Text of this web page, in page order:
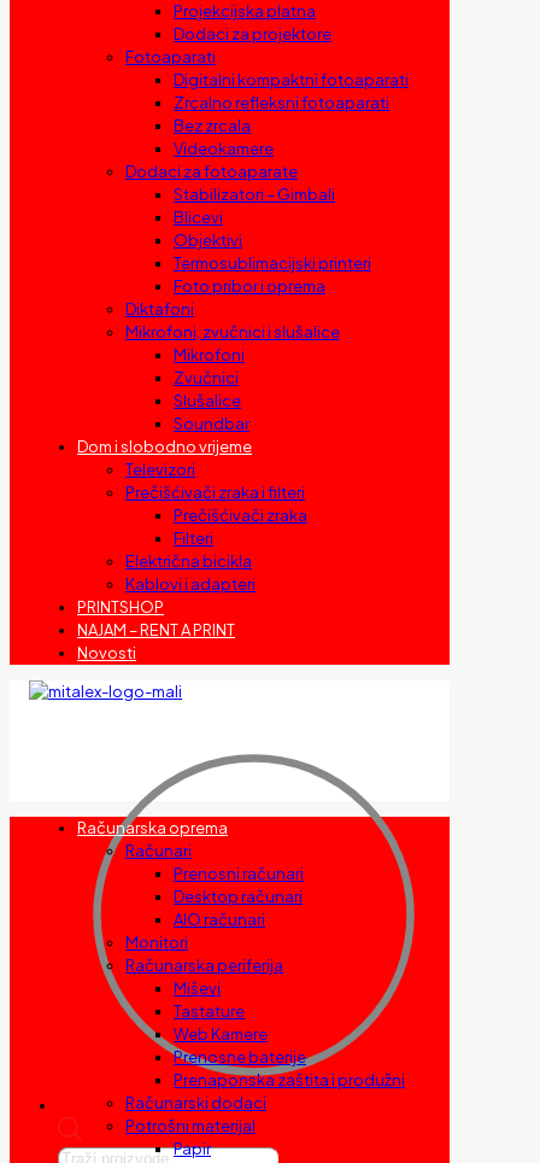
Projekcijska platna
Dodaci za projektore
Fotoaparati
Digitalni kompaktni fotoaparati
Zrcalno refleksni fotoaparati
Bez zrcala
Videokamere
Dodaci za fotoaparate
Stabilizatori – Gimbali
Blicevi
Objektivi
Termosublimacijski printeri
Foto pribor i oprema
Diktafoni
Mikrofoni, zvučnici i slušalice
Mikrofoni
Zvučnici
Slušalice
Soundbar
Dom i slobodno vrijeme
Televizori
Prečišćivači zraka i filteri
Prečišćivači zraka
Filteri
Električna bicikla
Kablovi i adapteri
PRINTSHOP
NAJAM – RENT A PRINT
Novosti
Products
Računarska oprema
Računari
Prenosni računari
Desktop računari
AIO računari
Monitori
Računarska periferija
Miševi
Tastature
Web Kamere
Prenosne baterije
Prenaponska zaštita i produžni
Računarski dodaci
Potrošni materijal
Papir